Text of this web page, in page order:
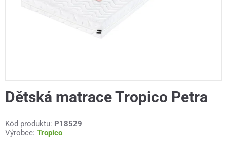
Dětská matrace Tropico Petra
Kód produktu: P18529
Výrobce: Tropico